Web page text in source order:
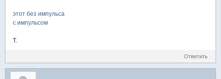
этот без импульсa
с импульсом
T.
Ответить